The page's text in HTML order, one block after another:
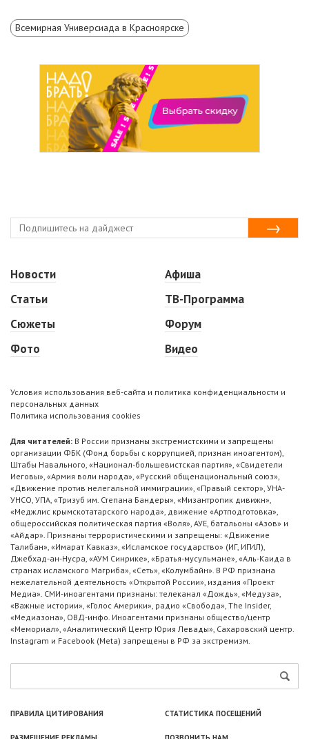
Всемирная Универсиада в Красноярске
Новости
Статьи
Сюжеты
Фото
Афиша
ТВ-Программа
Форум
Видео
Условия использования веб-сайта и политика конфиденциальности и
персональных данных
Политика использования cookies
Для читателей: В России признаны экстремистскими и запрещены
организации ФБК (Фонд борьбы с коррупцией, признан иноагентом),
Штабы Навального, «Национал-большевистская партия», «Свидетели
Иеговы», «Армия воли народа», «Русский общенациональный союз»,
«Движение против нелегальной иммиграции», «Правый сектор», УНА-
УНСО, УПА, «Тризуб им. Степана Бандеры», «Мизантропик дивижн»,
«Меджлис крымскотатарского народа», движение «Артподготовка»,
общероссийская политическая партия «Воля», АУЕ, батальоны «Азов» и
«Айдар». Признаны террористическими и запрещены: «Движение
Талибан», «Имарат Кавказ», «Исламское государство» (ИГ, ИГИЛ),
Джебхад-ан-Нусра, «АУМ Синрике», «Братья-мусульмане», «Аль-Каида в
странах исламского Магриба», «Сеть», «Колумбайн». В РФ признана
нежелательной деятельность «Открытой России», издания «Проект
Медиа». СМИ-иноагентами признаны: телеканал «Дождь», «Медуза»,
«Важные истории», «Голос Америки», радио «Свобода», The Insider,
«Медиазона», ОВД-инфо. Иноагентами признаны общество/центр
«Мемориал», «Аналитический Центр Юрия Левады», Сахаровский центр.
Instagram и Facebook (Metа) запрещены в РФ за экстремизм.
ПРАВИЛА ЦИТИРОВАНИЯ СТАТИСТИКА ПОСЕЩЕНИЙ